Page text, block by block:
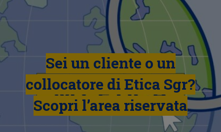
Sei un cliente o un
collocatore di Etica Sgr?
Scopri l’area riservata